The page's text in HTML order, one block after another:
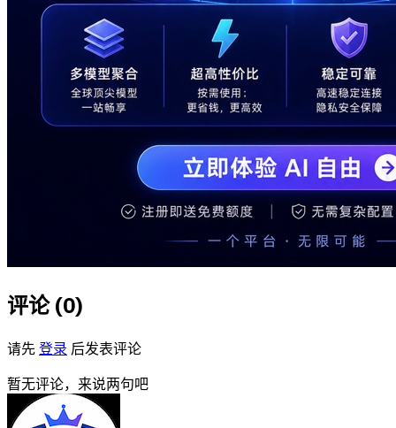
评论 (0)
请先 登录 后发表评论
暂无评论，来说两句吧